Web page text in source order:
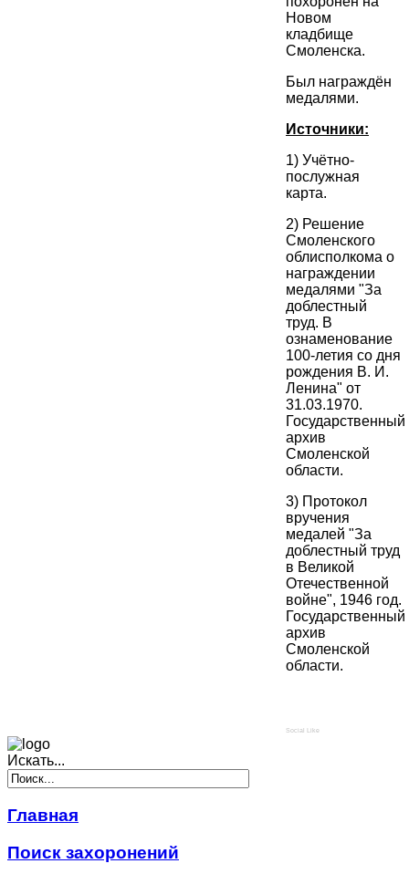
Новом
кладбище
Смоленска.
Был награждён
медалями.
Источники:
1) Учётно-
послужная
карта.
2) Решение
Смоленского
облисполкома о
награждении
медалями "За
доблестный
труд. В
ознаменование
100-летия со дня
рождения В. И.
Ленина" от
31.03.1970.
Государственный
архив
Смоленской
области.
3) Протокол
вручения
медалей "За
доблестный труд
в Великой
Отечественной
войне", 1946 год.
Государственный
архив
Смоленской
области.
Social Like
Искать...
Главная
Поиск захоронений